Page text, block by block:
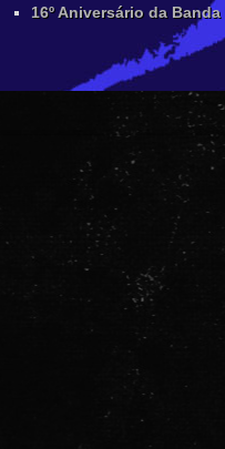
16º Aniversário da Banda